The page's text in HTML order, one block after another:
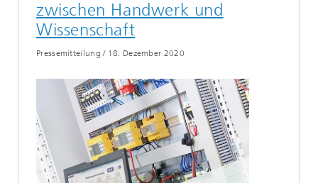
zwischen Handwerk und
Wissenschaft
Pressemitteilung / 18. Dezember 2020